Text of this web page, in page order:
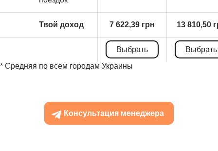
Твой доход 7 622,39 грн 13 810,50
Выбрать
Выбрать
* Средняя по всем городам Украины
Консультация менеджера